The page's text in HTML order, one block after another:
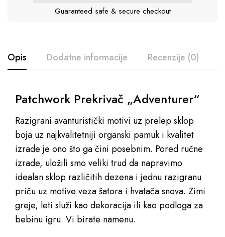
Guaranteed safe & secure checkout
Opis Dodatne informacije Recenzije (0)
Patchwork Prekrivač „Adventurer“
Razigrani avanturistički motivi uz prelep sklop
boja uz najkvalitetniji organski pamuk i kvalitet
izrade je ono što ga čini posebnim. Pored ručne
izrade, uložili smo veliki trud da napravimo
idealan sklop različitih dezena i jednu razigranu
priču uz motive veza šatora i hvatača snova. Zimi
greje, leti služi kao dekoracija ili kao podloga za
bebinu igru. Vi birate namenu.